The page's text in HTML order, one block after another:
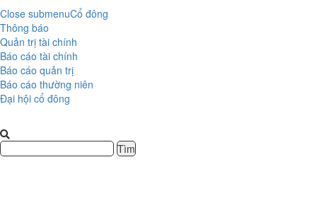
Close submenuCổ đông
Thông báo
Quản trị tài chính
Báo cáo tài chính
Báo cáo quản trị
Báo cáo thường niên
Đại hội cổ đông